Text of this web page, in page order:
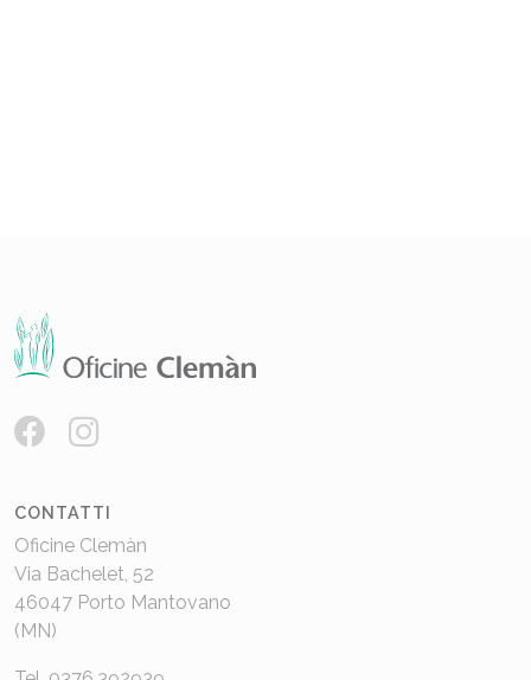
CONTATTI
Oficine Clemàn
Via Bachelet, 52
46047 Porto Mantovano
(MN)